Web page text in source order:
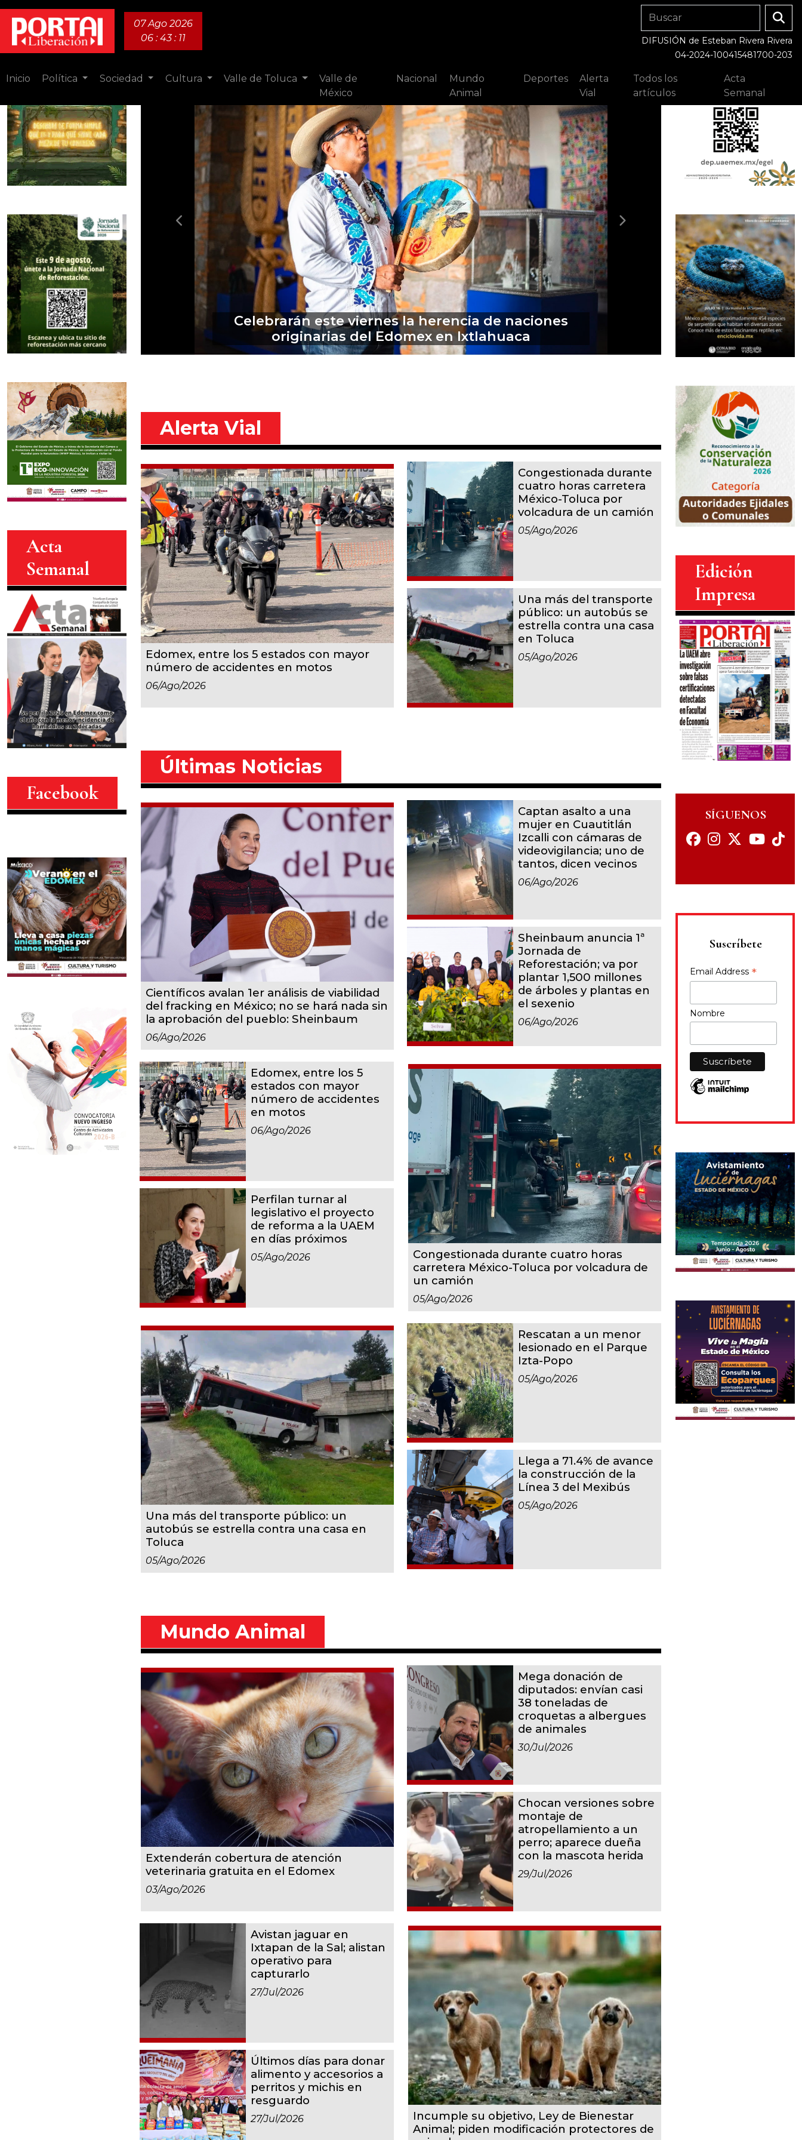
07 Ago 2026
06 : 43 : 13
DIFUSIÓN de Esteban Rivera Rivera
04-2024-100415481700-203
Inicio Política Sociedad Cultura Valle de Toluca
Valle de
México
Nacional
Mundo
Animal
Deportes
Alerta
Vial
Todos los
artículos
Acta
Semanal
Acta
Semanal
Facebook
Pirotecnia, la fábrica de tragedias
en Edomex que recibe incentivos
sin clara regulación
Alerta Vial
Edomex, entre los 5 estados con mayor
número de accidentes en motos
06/ago/2026
Congestionada durante
cuatro horas carretera
México-Toluca por
volcadura de un camión
05/ago/2026
Una más del transporte
público: un autobús se
estrella contra una casa
en Toluca
05/ago/2026
Últimas Noticias
Científicos avalan 1er análisis de viabilidad
del fracking en México; no se hará nada sin
la aprobación del pueblo: Sheinbaum
06/ago/2026
Captan asalto a una
mujer en Cuautitlán
Izcalli con cámaras de
videovigilancia; uno de
tantos, dicen vecinos
06/ago/2026
Sheinbaum anuncia 1ª
Jornada de
Reforestación; va por
plantar 1,500 millones
de árboles y plantas en
el sexenio
06/ago/2026
Edomex, entre los 5
estados con mayor
número de accidentes
en motos
06/ago/2026
Perfilan turnar al
legislativo el proyecto
de reforma a la UAEM
en días próximos
05/ago/2026
Congestionada durante cuatro horas
carretera México-Toluca por volcadura de
un camión
05/ago/2026
Una más del transporte público: un
autobús se estrella contra una casa en
Toluca
05/ago/2026
Rescatan a un menor
lesionado en el Parque
Izta-Popo
05/ago/2026
Llega a 71.4% de avance
la construcción de la
Línea 3 del Mexibús
05/ago/2026
Mundo Animal
Extenderán cobertura de atención
veterinaria gratuita en el Edomex
03/ago/2026
Mega donación de
diputados: envían casi
38 toneladas de
croquetas a albergues
de animales
30/jul/2026
Chocan versiones sobre
montaje de
atropellamiento a un
perro; aparece dueña
con la mascota herida
29/jul/2026
Avistan jaguar en
Ixtapan de la Sal; alistan
operativo para
capturarlo
27/jul/2026
Últimos días para donar
alimento y accesorios a
perritos y michis en
resguardo
27/jul/2026
Incumple su objetivo, Ley de Bienestar
Animal; piden modificación protectores de
Edición
Impresa
SÍGUENOS
Suscríbete
Email Address *
Nombre